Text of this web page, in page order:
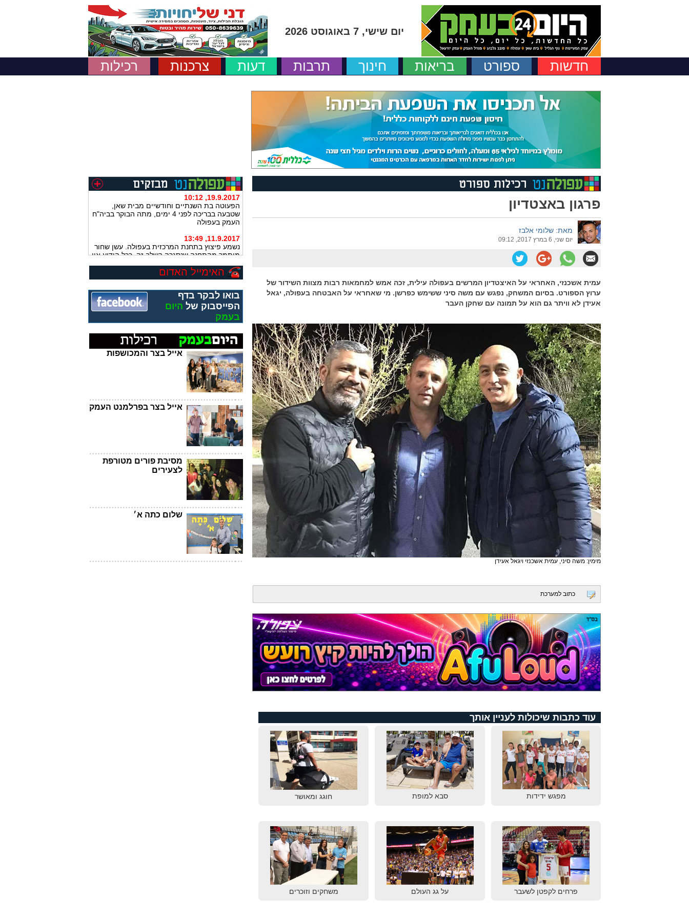
יום שישי, 7 באוגוסט 2026
חדשות ספורט בריאות חינוך תרבות דעות צרכנות רכילות
פרגון באצטדיון
מאת: שלומי אלבז
יום שני, 6 במרץ 2017, 09:12
עמית אשכנזי, האחראי על האיצטדיון המרשים בעפולה עילית, זכה אמש למחמאות רבות מצוות השידור של
ערוץ הספורט. בסיום המשחק, נפגש עם משה סיני ששימש כפרשן. מי שאחראי על האבטחה בעפולה, יגאל
אעידן לא וויתר גם הוא על תמונה עם שחקן העבר
מימין: משה סיני, עמית אשכנזי ויגאל אעידן
כתוב למערכת
עוד כתבות שיכולות לעניין אותך
מפגש ידידות סבא למופת חוגג ומאושר
פרחים לקפטן לשעבר על גג העולם משחקים וזוכרים
19.9.2017, 10:12
הפעוטה בת השנתיים וחודשיים מבית שאן,
שטבעה בבריכה לפני 4 ימים, מתה הבוקר בביה"ח
העמק בעפולה
11.9.2017, 13:49
נשמע פיצוץ בתחנת המרכזית בעפולה. עשן שחור
מיתמר מהתחנה שנסגרה בשלב זה. ככל הידוע אין
28.8.2017, 10:10
שהתחשמל במפעל בקיבוץ חמדיה מת מפצעיו.
מותו נקבע בבה״ח העמק בעפולה
28.8.2017, 08:37
שבעמק בית שאן... צוות של מד"א גלבוע מבצע בו
החייאה. מצבו קשה
25.8.2017, 23:08
עפולה: בת 50 נדקרה בידי בעלה. פונתה במצב
בינוני לביה״ח העמק. הבעל נעצר לחקירה
23.8.2017, 22:16
שלושה פצועים קשה מירי באום אל פחם. פונו
באמבולנסים לביה״ח העמק. המשטרה חוקרת
13.8.2017, 07:23
האימייל האדום
בואו לבקר בדף
הפייסבוק של היום
בעמק
אייל בצר והמכושפות
אייל בצר בפרלמנט העמק
מסיבת פורים מטורפת
לצעירים
שלום כתה א׳